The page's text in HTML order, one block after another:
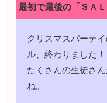
最初で最後の「ＳＡＬ
クリスマスパーテ
ル、終わりました！
たくさんの生徒さ
ね。